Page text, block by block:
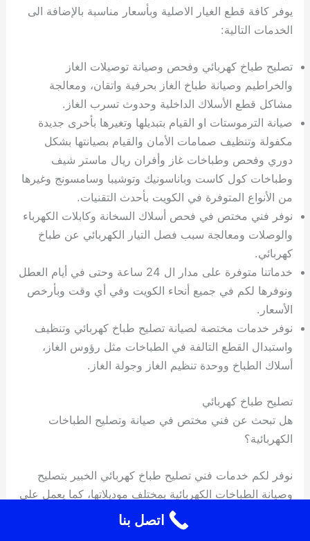
يوفر كافة قطع الغيار الاصلية وبأسعار مناسبة بالإضافة الى
الخدمات التالية:
تصليح طباخ كهربائي وفحص وصيانة توصيلات الغاز
والخراطيم وصيانة طباخ الغاز بحرفية واتقان، ومعالجة
مشاكل قطع الأسلاك الداخلية وحدوث تسرب الغاز.
صيانة الترموستات او القيام بتبديلها وتغيرها بأخرى جديدة
مكفولة وتنظيف صمامات الأمان والقيام بصيانتها بشكل
دوري وفحص وطباخات غاز وأفران ريال ماستر شيف
وطباخات كول كاست وباناسونيك وتوشيبا وسامسونج وغيرها
من الأنواع المتوفرة في الكويت بأحدث التقنيات.
نوفر فني مختص في فحص أسلاك السخانة وكابلات الكهرباء
والوصلات ومعالجة سبب فصل التيار الكهربائي عن طباخ
كهربائي.
خدماتنا متوفرة على مدار ال 24 ساعة وحتى في أيام العطل
ونوفرها لكم في جميع أنحاء الكويت وفي أي وقت وبأرخص
الأسعار.
نوفر خدمات مختصة لصيانة تصليح طباخ كهربائي وتنظيف
واستبدال القطع التالفة في الطباخات مثل رؤوس الغاز،
أسلاك الطباخ ووحدة تنظيم الغاز وجولة الغاز.
تصليح طباخ كهربائي
هل تبحث عن فني مختص في صيانة وتصليح الطباخات
الكهربائية؟
نوفر لكم خدمات فني تصليح طباخ كهربائي الخبير بتصليح
وصيانة الطباخات الكهربائية بمختلف موديلاتها، كما يعمل على
صيانة طباخات الغاز والشوايات والسخانات الليزرية
اتصل بنا